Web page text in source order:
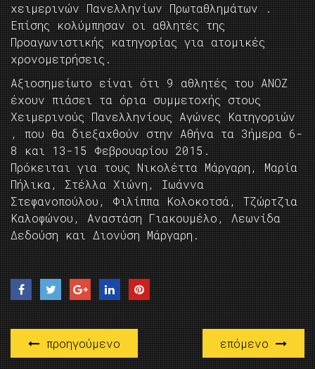
χειμερινών Πανελληνίων Πρωταθλημάτων .
Επίσης κολύμπησαν οι αθλητές της
Προαγωνιστικής κατηγορίας για ατομικές
χρονομετρήσεις.
Αξιοσημείωτο είναι ότι 9 αθλητές του ΑΝΟΖ
έχουν πιάσει τα όρια συμμετοχής στους
Χειμερινούς Πανελληνίους Αγώνες Κατηγοριών
, που θα διεξαχθούν στην Αθήνα τα 3ήμερα 6-
8 και 13-15 Φεβρουαρίου 2015.
Πρόκειται για τους Νικολέττα Μάργαρη, Μαρία
Πήλικα, Στέλλα Χιώνη, Ιωάννα
Στεφανοπούλου, Φιλίππα Κολοκοτσά, Τζώρτζια
Καλοφώνου, Αναστάση Γιακουμέλο, Λεωνίδα
Δεδούση και Διονύση Μάργαρη.
προηγούμενο επόμενο